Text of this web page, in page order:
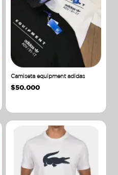
Camiseta equipment adidas
$50.000